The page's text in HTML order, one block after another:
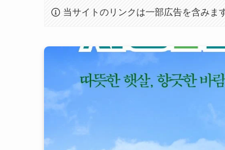
当サイトのリンクは一部広告を含みま